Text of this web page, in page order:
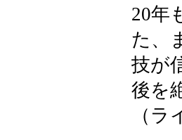
20年
た、
技が
後を
（